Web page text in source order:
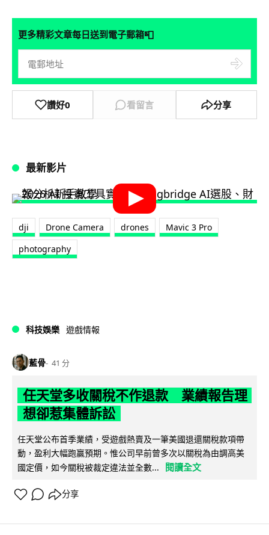
更多精彩文章每日送到電子郵箱📮
讚好0 看留言 分享
最新影片
dji Drone Camera drones
Mavic 3 Pro
photography
科技娛樂 遊戲情報
藍骨 41 分
任天堂多收關稅不作退款 業績報告理
想卻惹集體訴訟
任天堂公布首季業績，受遊戲熱賣及一筆美國退還關稅款項帶
動，盈利大幅跑贏預期。惟公司早前曾多次以關稅為由調高美
國定價，如今關稅被裁定違法並全數...
閱讀全文
分享